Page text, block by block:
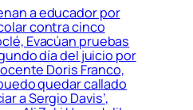
a educador por
contra cinco
Evacúan pruebas
día del juicio por
Doris Franco,
quedar callado
a Sergio Davis’,